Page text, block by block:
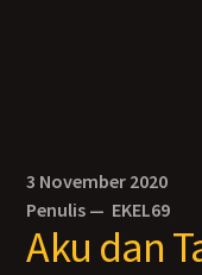
3 November 2020
Penulis — EKEL69
Aku dan